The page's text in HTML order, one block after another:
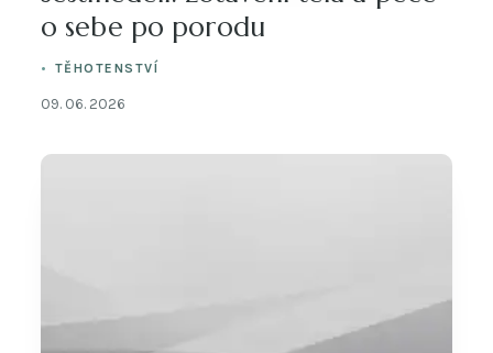
o sebe po porodu
TĚHOTENSTVÍ
09. 06. 2026